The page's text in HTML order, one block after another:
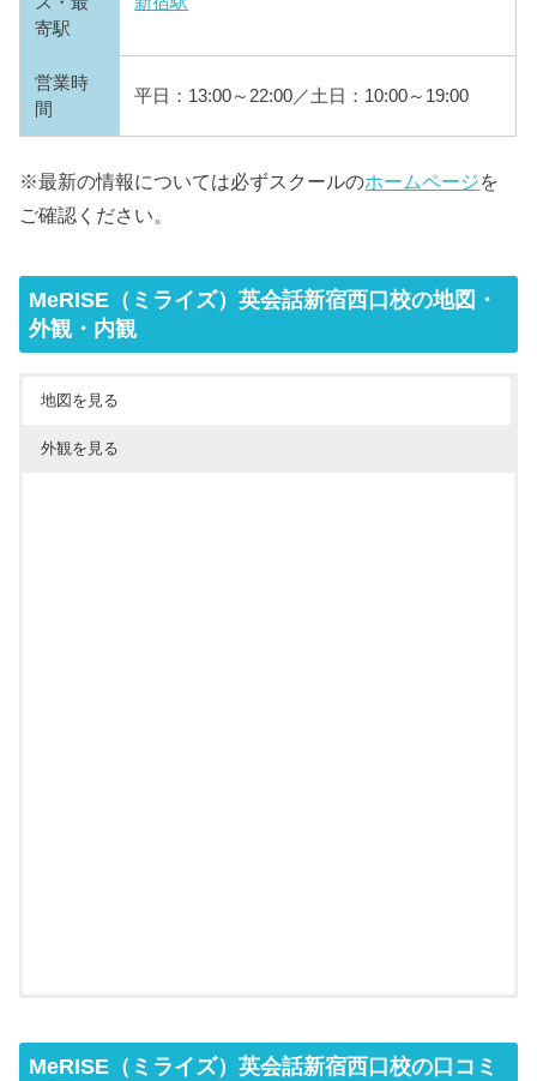
寄駅
営業時
間
平日：13:00～22:00／土日：10:00～19:00
※最新の情報については必ずスクールのホームページを
ご確認ください。
MeRISE（ミライズ）英会話新宿西口校の地図・
外観・内観
地図を見る
外観を見る
MeRISE（ミライズ）英会話新宿西口校の口コミ